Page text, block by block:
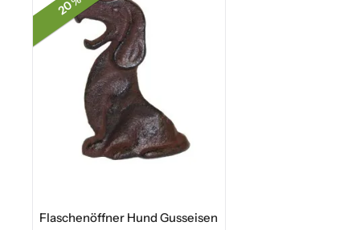
Flaschenöffner Hund Gusseisen